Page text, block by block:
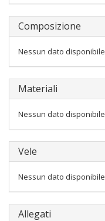
Composizione
Nessun dato disponibile
Materiali
Nessun dato disponibile
Vele
Nessun dato disponibile
Allegati